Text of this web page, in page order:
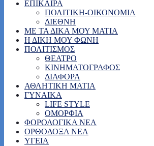
ΕΠΙΚΑΙΡΑ
ΠΟΛΙΤΙΚΗ-ΟΙΚΟΝΟΜΙΑ
ΔΙΕΘΝΗ
ΜΕ ΤΑ ΔΙΚΑ ΜΟΥ ΜΑΤΙΑ
Η ΔΙΚΗ ΜΟΥ ΦΩΝΗ
ΠΟΛΙΤΙΣΜΟΣ
ΘΕΑΤΡΟ
ΚΙΝΗΜΑΤΟΓΡΑΦΟΣ
ΔΙΑΦΟΡΑ
ΑΘΛΗΤΙΚΗ ΜΑΤΙΑ
ΓΥΝΑΙΚΑ
LIFE STYLE
ΟΜΟΡΦΙΑ
ΦΟΡΟΛΟΓΙΚΑ ΝΕΑ
ΟΡΘΟΔΟΞΑ ΝΕΑ
ΥΓΕΙΑ